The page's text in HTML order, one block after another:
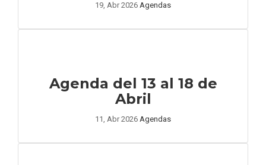
19, Abr 2026 Agendas
Agenda del 13 al 18 de
Abril
11, Abr 2026 Agendas